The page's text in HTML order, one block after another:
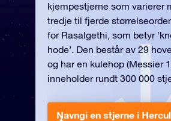
kjempestjerne som varierer
tredje til fjerde
for Rasalgethi, som betyr
hode’. Den består av 29
og har en kulehop (Messier
inneholder rundt 300 000
Navngi en stjerne i